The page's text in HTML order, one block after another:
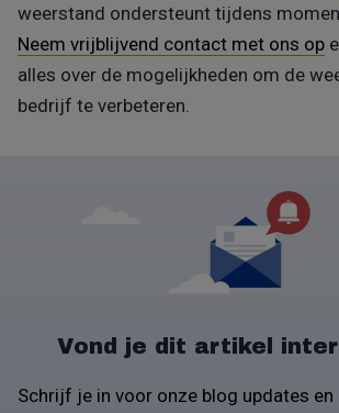
weerstand ondersteunt tijdens
Neem vrijblijvend contact met ons op
alles over de mogelijkheden om de
bedrijf te verbeteren.
Vond je dit artikel
Schrijf je in voor onze blog updates en